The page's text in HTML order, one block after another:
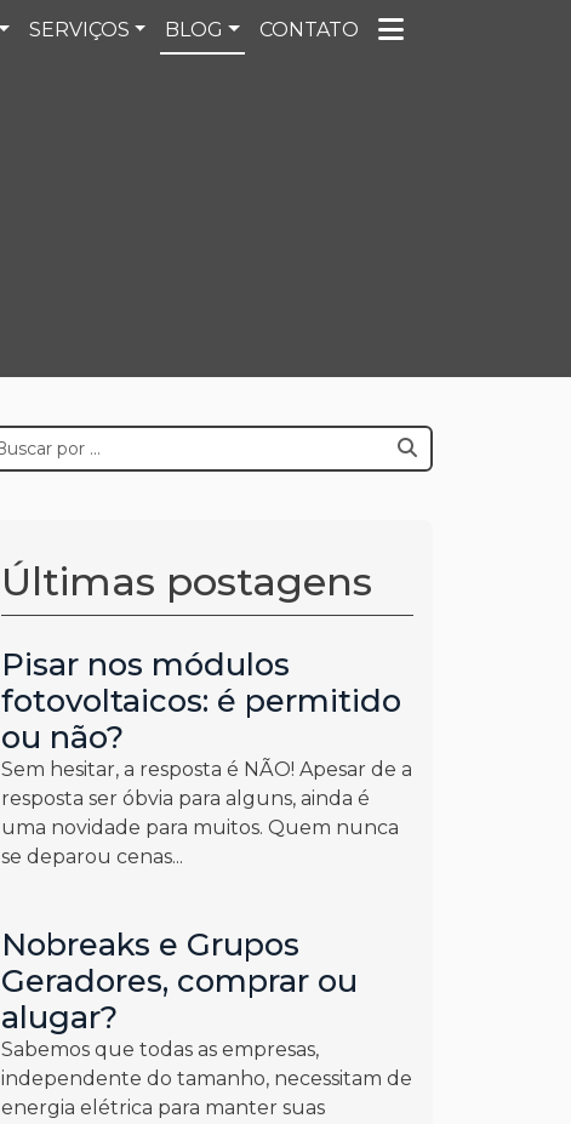
SERVIÇOS BLOG CONTATO
Últimas postagens
Pisar nos módulos
fotovoltaicos: é permitido
ou não?
Sem hesitar, a resposta é NÃO! Apesar de a
resposta ser óbvia para alguns, ainda é
uma novidade para muitos. Quem nunca
se deparou cenas...
Nobreaks e Grupos
Geradores, comprar ou
alugar?
Sabemos que todas as empresas,
independente do tamanho, necessitam de
energia elétrica para manter suas